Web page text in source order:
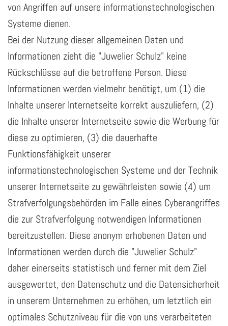
von Angriffen auf unsere informationstechnologischen
Systeme dienen.
Bei der Nutzung dieser allgemeinen Daten und
Informationen zieht die "Juwelier Schulz" keine
Rückschlüsse auf die betroffene Person. Diese
Informationen werden vielmehr benötigt, um (1) die
Inhalte unserer Internetseite korrekt auszuliefern, (2)
die Inhalte unserer Internetseite sowie die Werbung für
diese zu optimieren, (3) die dauerhafte
Funktionsfähigkeit unserer
informationstechnologischen Systeme und der Technik
unserer Internetseite zu gewährleisten sowie (4) um
Strafverfolgungsbehörden im Falle eines Cyberangriffes
die zur Strafverfolgung notwendigen Informationen
bereitzustellen. Diese anonym erhobenen Daten und
Informationen werden durch die "Juwelier Schulz"
daher einerseits statistisch und ferner mit dem Ziel
ausgewertet, den Datenschutz und die Datensicherheit
in unserem Unternehmen zu erhöhen, um letztlich ein
optimales Schutzniveau für die von uns verarbeiteten